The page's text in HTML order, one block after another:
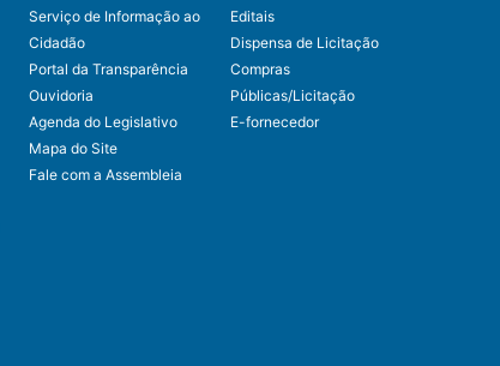
Serviço de Informação ao
Cidadão
Portal da Transparência
Ouvidoria
Agenda do Legislativo
Mapa do Site
Fale com a Assembleia
Editais
Dispensa de Licitação
Compras
Públicas/Licitação
E-fornecedor